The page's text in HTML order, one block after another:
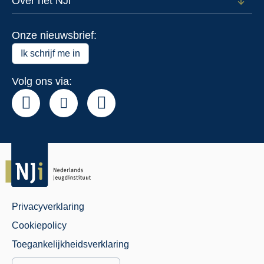
Open
Onze nieuwsbrief:
Ik schrijf me in
Volg ons via:
Juridisch
Menu
Privacyverklaring
Cookiepolicy
Toegankelijkheidsverklaring